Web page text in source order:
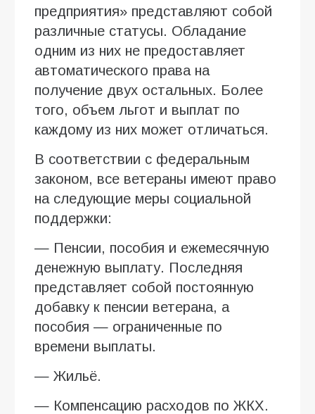
предприятия» представляют собой
различные статусы. Обладание
одним из них не предоставляет
автоматического права на
получение двух остальных. Более
того, объем льгот и выплат по
каждому из них может отличаться.
В соответствии с федеральным
законом, все ветераны имеют право
на следующие меры социальной
поддержки:
— Пенсии, пособия и ежемесячную
денежную выплату. Последняя
представляет собой постоянную
добавку к пенсии ветерана, а
пособия — ограниченные по
времени выплаты.
— Жильё.
— Компенсацию расходов по ЖКХ.